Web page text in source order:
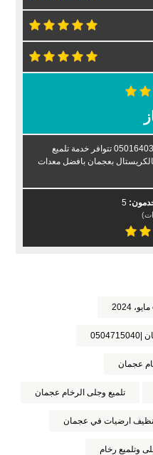
شركة جلي وتلميع رخام في عجمان |0501640311 تتوافر خدمة تلميع
بالكريستال بعجمان بافضل معدات
5
عجمان
تلميع وجلى الرخام عجمان
ارضيات في عجمان
وتلميع رخام